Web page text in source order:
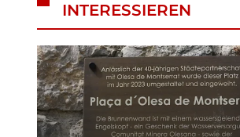
INTERESSIEREN